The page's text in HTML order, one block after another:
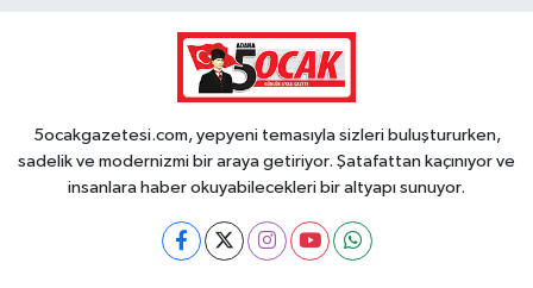
5ocakgazetesi.com, yepyeni temasıyla sizleri buluştururken,
sadelik ve modernizmi bir araya getiriyor. Şatafattan kaçınıyor ve
insanlara haber okuyabilecekleri bir altyapı sunuyor.